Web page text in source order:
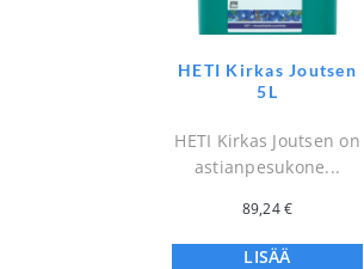
HETI Kirkas Joutsen
5L
HETI Kirkas Joutsen on
astianpesukone...
89,24€
LISÄÄ